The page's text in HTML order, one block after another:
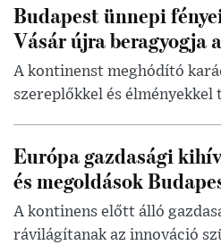
Budapest ünnepi
Vásár újra beragyogja
A kontinenst meghódító
szereplőkkel és élményekkel
Európa gazdasági
és megoldások
A kontinens előtt álló
rávilágítanak az innováció